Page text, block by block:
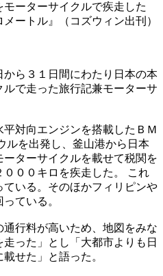
ーターサイクルで疾走した
ートル』（コズウィン出刊）
ら３１日間にわたり日本の本
で走った旅行記兼モーターサ
対向エンジンを搭載したＢＭ
ルを出発し、釜山港から日本
ターサイクルを載せて税関を
００キロを疾走した。 これ
いる。そのほかフィリピンや
ている。
行料が高いため、地図をみな
った」とし「大都市よりも日
せた」と語った。